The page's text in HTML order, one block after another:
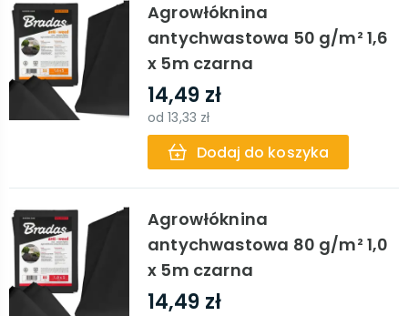
Agrowłóknina
antychwastowa 50 g/m² 1,6
x 5m czarna
14,49 zł
od13,33 zł
Dodaj do koszyka
Agrowłóknina
antychwastowa 80 g/m² 1,0
x 5m czarna
14,49 zł